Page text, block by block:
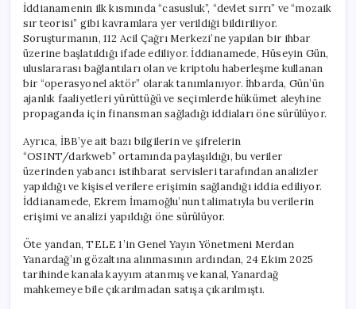
İddianamenin ilk kısmında “casusluk”, “devlet sırrı” ve “mozaik
sır teorisi” gibi kavramlara yer verildiği bildiriliyor.
Soruşturmanın, 112 Acil Çağrı Merkezi’ne yapılan bir ihbar
üzerine başlatıldığı ifade ediliyor. İddianamede, Hüseyin Gün,
uluslararası bağlantıları olan ve kriptolu haberleşme kullanan
bir “operasyonel aktör” olarak tanımlanıyor. İhbarda, Gün’ün
ajanlık faaliyetleri yürüttüğü ve seçimlerde hükümet aleyhine
propaganda için finansman sağladığı iddiaları öne sürülüyor.
Ayrıca, İBB’ye ait bazı bilgilerin ve şifrelerin
“OSINT/darkweb” ortamında paylaşıldığı, bu veriler
üzerinden yabancı istihbarat servisleri tarafından analizler
yapıldığı ve kişisel verilere erişimin sağlandığı iddia ediliyor.
İddianamede, Ekrem İmamoğlu’nun talimatıyla bu verilerin
erişimi ve analizi yapıldığı öne sürülüyor.
Öte yandan, TELE 1’in Genel Yayın Yönetmeni Merdan
Yanardağ’ın gözaltına alınmasının ardından, 24 Ekim 2025
tarihinde kanala kayyım atanmış ve kanal, Yanardağ
mahkemeye bile çıkarılmadan satışa çıkarılmıştı.